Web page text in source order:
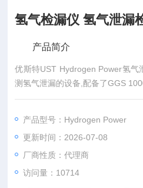
氢气检漏仪 氢气泄漏
产品简介
优斯特UST Hydrogen Power氢气
测氢气泄漏的设备,配备了GGS
产品型号：Hydrogen Power
更新时间：2026-07-08
厂商性质：代理商
访问量：10714